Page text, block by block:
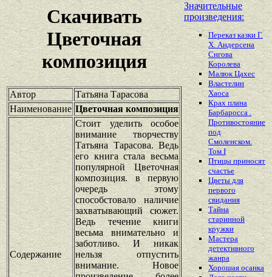
Скачивать
Цветочная
композиция
Автор
Татьяна Тарасова
Наименование Цветочная композиция
Содержание
Стоит уделить особое
внимание творчеству
Татьяна Тарасова. Ведь
его книга стала весьма
популярной Цветочная
композиция. в первую
очередь этому
способстовало наличие
захватывающий сюжет.
Ведь течение книги
весьма внимательно и
заботливо. И никак
нельзя отпустить
внимание. Новое
Значительные
произведения:
Переказ казки Г.
Х. Андерсена
Снгова
Королева
Малюк Цахес
Властелин
Хаоса
Крах плана
Барбаросса .
Противостояние
под
Смоленском.
Том I
Птицы приносят
счастье
Цветы для
первого
свидания
Тайна
старинной
кружки
Мастера
детективного
жанра
Хорошая осанка